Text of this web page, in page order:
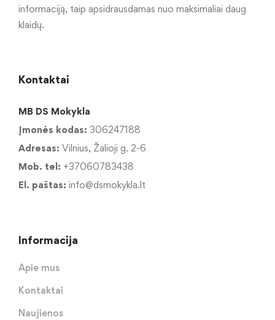
informaciją, taip apsidrausdamas nuo maksimaliai daug
klaidų.
Kontaktai
MB DS Mokykla
Įmonės kodas: 306247188
Adresas: Vilnius, Žalioji g. 2-6
Mob. tel: +37060783438
El. paštas: info@dsmokykla.lt
Informacija
Apie mus
Kontaktai
Naujienos